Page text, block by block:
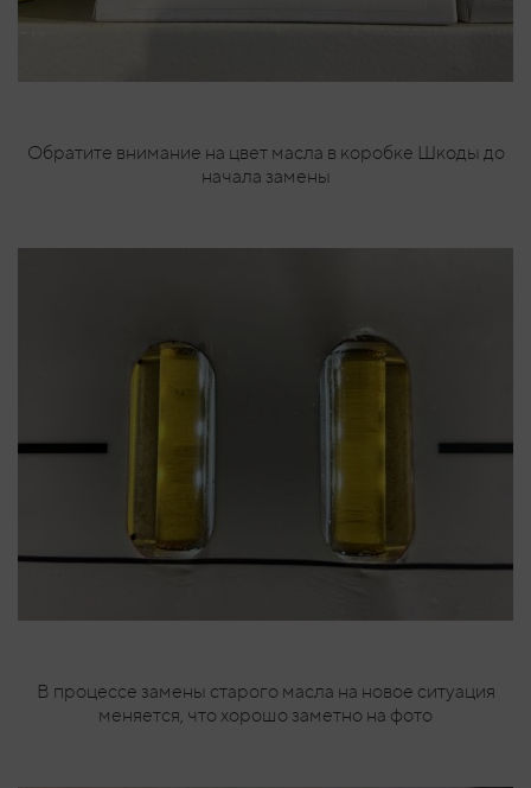
Обратите внимание на цвет масла в коробке Шкоды до
начала замены
В процессе замены старого масла на новое ситуация
меняется, что хорошо заметно на фото